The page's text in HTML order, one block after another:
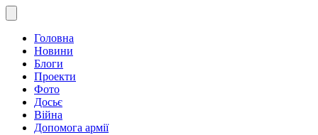
Головна
Новини
Блоги
Проекти
Фото
Досьє
Війна
Допомога армії